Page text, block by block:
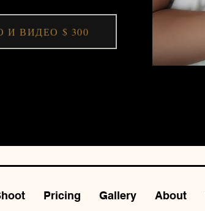
ВИДЕО $ 300
Pricing Gallery About